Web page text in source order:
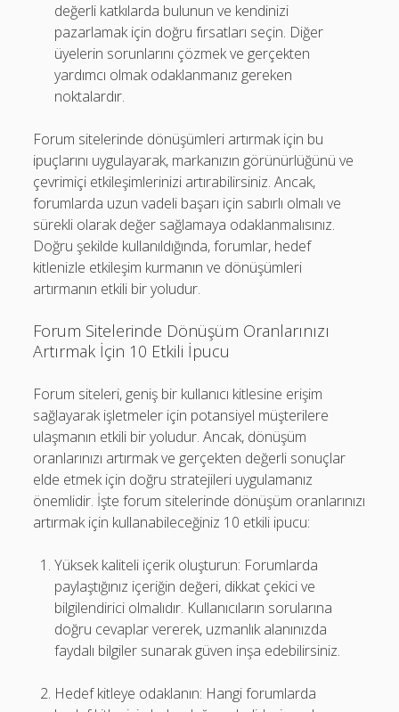
değerli katkılarda bulunun ve kendinizi
pazarlamak için doğru fırsatları seçin. Diğer
üyelerin sorunlarını çözmek ve gerçekten
yardımcı olmak odaklanmanız gereken
noktalardır.
Forum sitelerinde dönüşümleri artırmak için bu
ipuçlarını uygulayarak, markanızın görünürlüğünü ve
çevrimiçi etkileşimlerinizi artırabilirsiniz. Ancak,
forumlarda uzun vadeli başarı için sabırlı olmalı ve
sürekli olarak değer sağlamaya odaklanmalısınız.
Doğru şekilde kullanıldığında, forumlar, hedef
kitlenizle etkileşim kurmanın ve dönüşümleri
artırmanın etkili bir yoludur.
Forum Sitelerinde Dönüşüm Oranlarınızı
Artırmak İçin 10 Etkili İpucu
Forum siteleri, geniş bir kullanıcı kitlesine erişim
sağlayarak işletmeler için potansiyel müşterilere
ulaşmanın etkili bir yoludur. Ancak, dönüşüm
oranlarınızı artırmak ve gerçekten değerli sonuçlar
elde etmek için doğru stratejileri uygulamanız
önemlidir. İşte forum sitelerinde dönüşüm oranlarınızı
artırmak için kullanabileceğiniz 10 etkili ipucu:
Yüksek kaliteli içerik oluşturun: Forumlarda
paylaştığınız içeriğin değeri, dikkat çekici ve
bilgilendirici olmalıdır. Kullanıcıların sorularına
doğru cevaplar vererek, uzmanlık alanınızda
faydalı bilgiler sunarak güven inşa edebilirsiniz.
Hedef kitleye odaklanın: Hangi forumlarda